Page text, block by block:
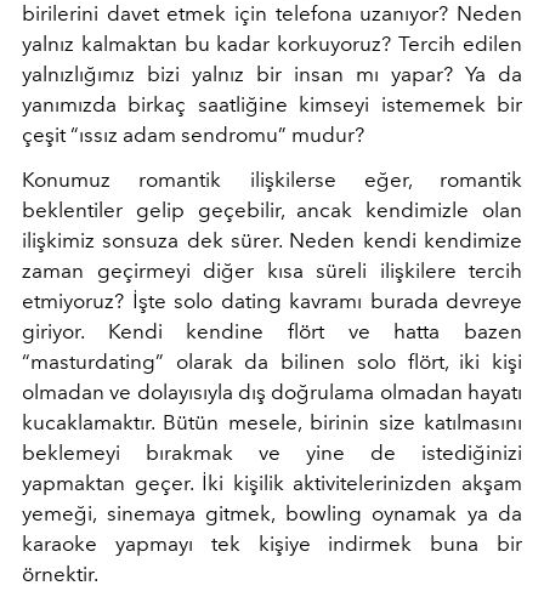
birilerini davet etmek için telefona uzanıyor? Neden
yalnız kalmaktan bu kadar korkuyoruz? Tercih edilen
yalnızlığımız bizi yalnız bir insan mı yapar? Ya da
yanımızda birkaç saatliğine kimseyi istememek bir
çeşit “ıssız adam sendromu” mudur?
Konumuz romantik ilişkilerse eğer, romantik
beklentiler gelip geçebilir, ancak kendimizle olan
ilişkimiz sonsuza dek sürer. Neden kendi kendimize
zaman geçirmeyi diğer kısa süreli ilişkilere tercih
etmiyoruz? İşte solo dating kavramı burada devreye
giriyor. Kendi kendine flört ve hatta bazen
“masturdating” olarak da bilinen solo flört, iki kişi
olmadan ve dolayısıyla dış doğrulama olmadan hayatı
kucaklamaktır. Bütün mesele, birinin size katılmasını
beklemeyi bırakmak ve yine de istediğinizi
yapmaktan geçer. İki kişilik aktivitelerinizden akşam
yemeği, sinemaya gitmek, bowling oynamak ya da
karaoke yapmayı tek kişiye indirmek buna bir
örnektir.